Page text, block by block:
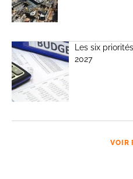
Les six
2027
VOIR